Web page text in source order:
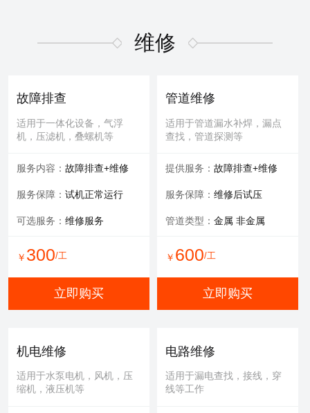
维修
故障排查
适用于一体化设备，气浮
机，压滤机，叠螺机等
服务内容： 故障排查+维修
服务保障： 试机正常运行
可选服务： 维修服务
￥ 300/工
立即购买
管道维修
适用于管道漏水补焊，漏点
查找，管道探测等
提供服务： 故障排查+维修
服务保障： 维修后试压
管道类型： 金属 非金属
￥ 600/工
立即购买
机电维修
适用于水泵电机，风机，压
缩机，液压机等
电路维修
适用于漏电查找，接线，穿
线等工作